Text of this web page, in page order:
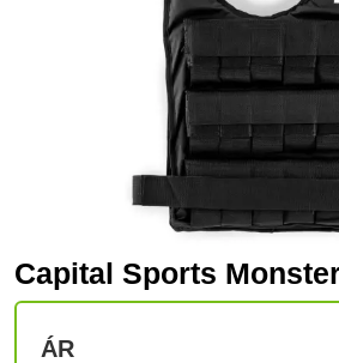
Capital Sports
ÁR